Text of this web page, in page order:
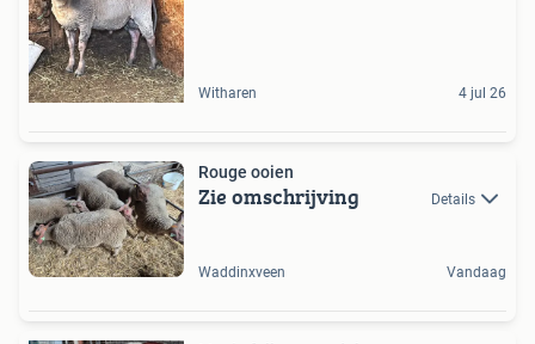
Witharen 4 jul 26
Rouge ooien
Zie omschrijving Details
Waddinxveen Vandaag